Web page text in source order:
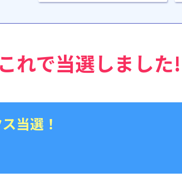
れで当選しました
当選！